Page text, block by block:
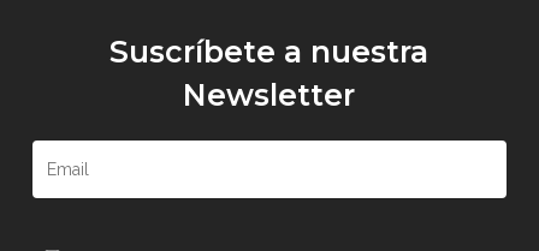
Suscríbete a nuestra
Newsletter